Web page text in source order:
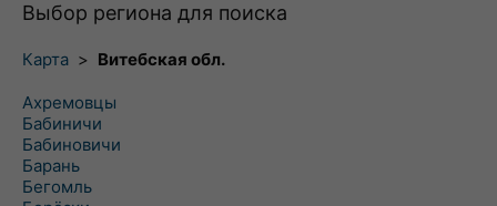
Выбор региона для поиска
Карта > Витебская обл.
Ахремовцы
Бабиничи
Бабиновичи
Барань
Бегомль